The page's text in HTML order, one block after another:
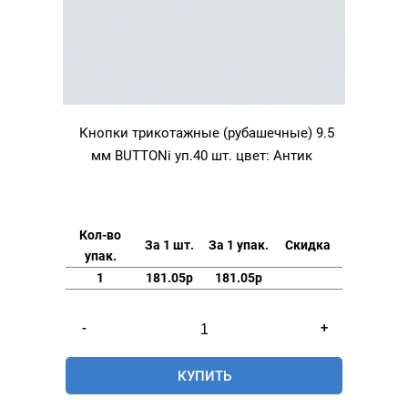
Кнопки трикотажные (рубашечные) 9.5
мм BUTTONi уп.40 шт. цвет: Антик
Кол-во
упак.
За 1 шт. За 1 упак. Скидка
1 181.05р 181.05р
-
Кнопки
трикотажные
+
КУПИТЬ